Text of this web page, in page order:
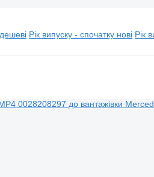
Рік випуску - спочатку нові Рік